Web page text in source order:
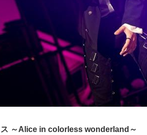
～Alice in colorless wonderland～